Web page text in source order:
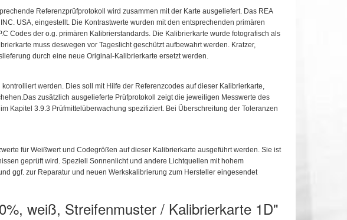
Referenzprüfprotokoll wird zusammen mit der Karte ausgeliefert. Das REA
USA, eingestellt. Die Kontrastwerte wurden mit den entsprechenden primären
Codes der o.g. primären Kalibrierstandards. Die Kalibrierkarte wurde fotografisch als
muss deswegen vor Tageslicht geschützt aufbewahrt werden. Kratzer,
durch eine neue Original-Kalibrierkarte ersetzt werden.
werden. Dies soll mit Hilfe der Referenzcodes auf dieser Kalibrierkarte,
zusätzlich ausgelieferte Prüfprotokoll zeigt die jeweiligen Messwerte des
Kapitel 3.9.3 Prüfmittelüberwachung spezifiziert. Bei Überschreitung der Toleranzen
für Weißwert und Codegrößen auf dieser Kalibrierkarte ausgeführt werden. Sie ist
geprüft wird. Speziell Sonnenlicht und andere Lichtquellen mit hohem
ggf. zur Reparatur und neuen Werkskalibrierung zum Hersteller eingesendet
weiß, Streifenmuster / Kalibrierkarte 1D"